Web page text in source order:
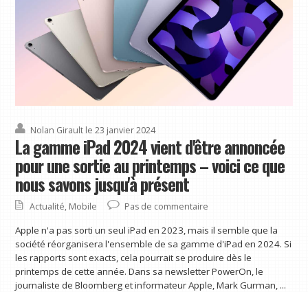
Nolan Girault le 23 janvier 2024
La gamme iPad 2024 vient d'être annoncée
pour une sortie au printemps – voici ce que
nous savons jusqu'à présent
Actualité, Mobile Pas de commentaire
Apple n'a pas sorti un seul iPad en 2023, mais il semble que la
société réorganisera l'ensemble de sa gamme d'iPad en 2024. Si
les rapports sont exacts, cela pourrait se produire dès le
printemps de cette année. Dans sa newsletter PowerOn, le
journaliste de Bloomberg et informateur Apple, Mark Gurman, ...